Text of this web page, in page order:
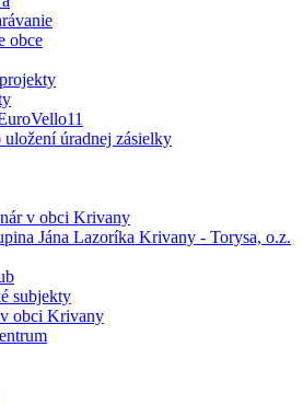
obce
uložení úradnej zásielky
v obci Krivany
Jána Lazoríka Krivany - Torysa, o.z.
subjekty
obci Krivany